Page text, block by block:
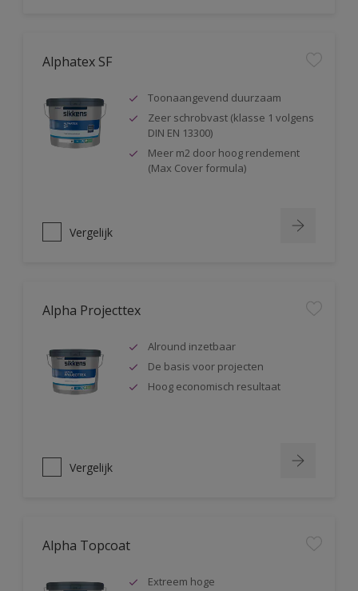
Alphatex SF
Toonaangevend duurzaam
Zeer schrobvast (klasse 1 volgens
DIN EN 13300)
Meer m2 door hoog rendement
(Max Cover formula)
Vergelijk
Alpha Projecttex
Alround inzetbaar
De basis voor projecten
Hoog economisch resultaat
Vergelijk
Alpha Topcoat
Extreem hoge